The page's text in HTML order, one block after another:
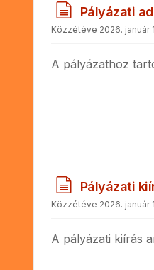
d
o
m
Pályázati
Közzétéve 2026. január
A pályázathoz
d
o
u
m
Pályázati
Közzétéve 2026. január
A pályázati kiírás